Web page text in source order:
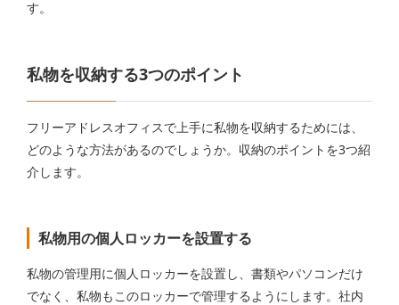
す。
私物を収納する3つのポイント
フリーアドレスオフィスで上手に私物を収納するためには、
どのような方法があるのでしょうか。収納のポイントを3つ紹
介します。
私物用の個人ロッカーを設置する
私物の管理用に個人ロッカーを設置し、書類やパソコンだけ
でなく、私物もこのロッカーで管理するようにします。社内